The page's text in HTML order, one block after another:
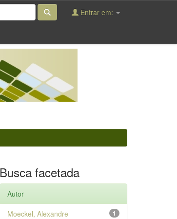
Entrar em:
Busca facetada
Autor
1
Moeckel, Alexandre